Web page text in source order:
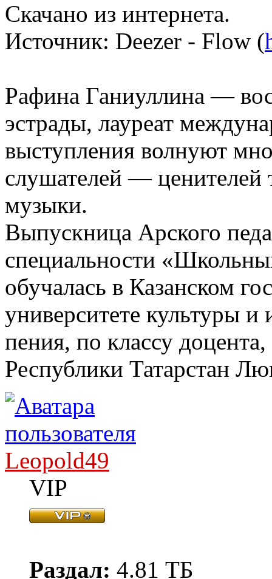
Скачано из интернета.
Источник: Deezer - Flow (
Рафина Ганиуллина —
эстрады, лауреат
выступления волнуют
слушателей — ценителей
музыки.
Выпускница Арского
специальности
обучалась в Казанском
университете культуры и
пения, по классу
Республики Татарстан
Leopold49
VIP
Раздал: 4.81 ТБ